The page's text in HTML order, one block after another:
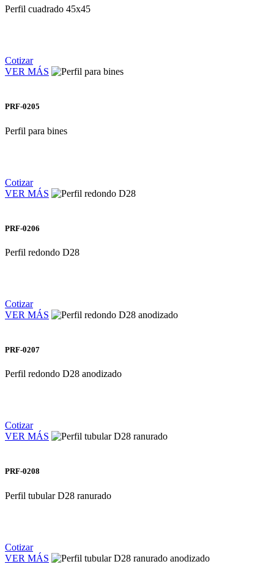
Perfil cuadrado 45x45
Cotizar
VER MÁS
PRF-0205
Perfil para bines
Cotizar
VER MÁS
PRF-0206
Perfil redondo D28
Cotizar
VER MÁS
PRF-0207
Perfil redondo D28 anodizado
Cotizar
VER MÁS
PRF-0208
Perfil tubular D28 ranurado
Cotizar
VER MÁS